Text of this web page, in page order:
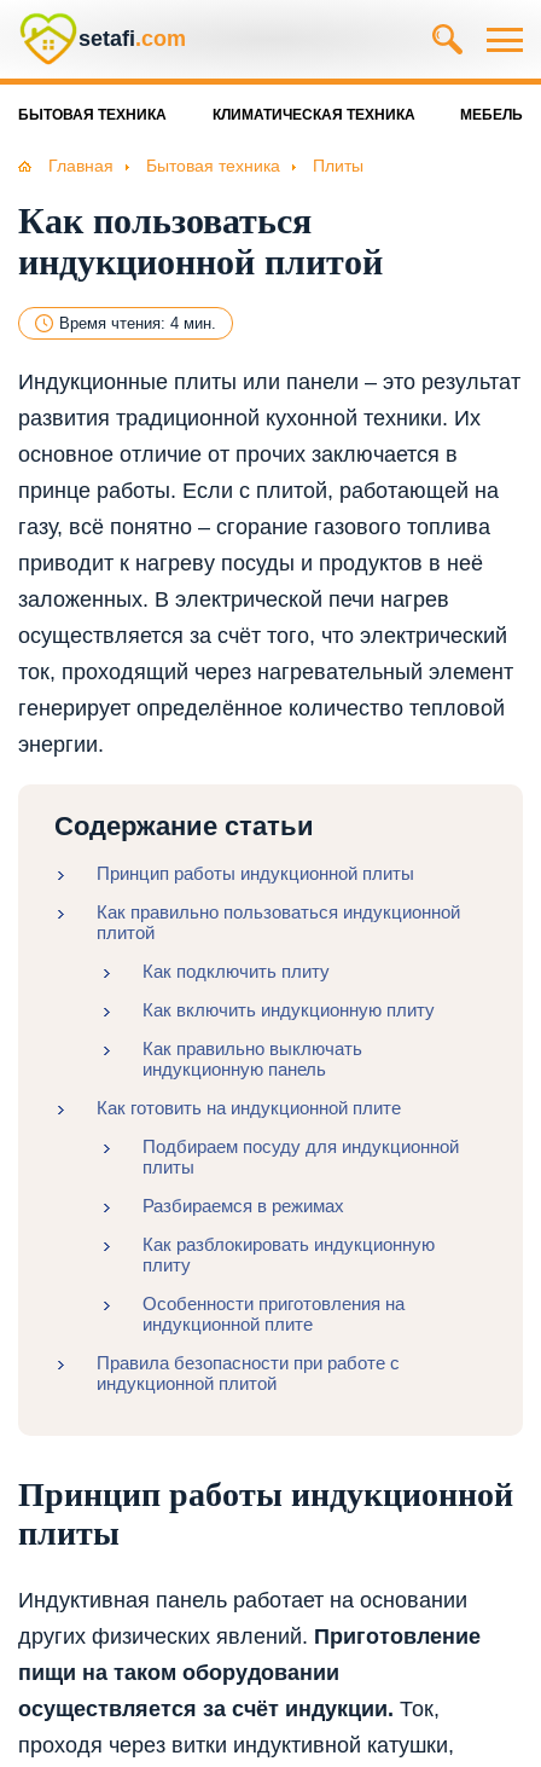
setafi.com
БЫТОВАЯ ТЕХНИКА КЛИМАТИЧЕСКАЯ ТЕХНИКА МЕБЕЛЬ
Главная Бытовая техника Плиты
Как пользоваться
индукционной плитой
Время чтения: 4 мин.
Индукционные плиты или панели – это результат
развития традиционной кухонной техники. Их
основное отличие от прочих заключается в
принце работы. Если с плитой, работающей на
газу, всё понятно – сгорание газового топлива
приводит к нагреву посуды и продуктов в неё
заложенных. В электрической печи нагрев
осуществляется за счёт того, что электрический
ток, проходящий через нагревательный элемент
генерирует определённое количество тепловой
энергии.
Содержание статьи
Принцип работы индукционной плиты
Как правильно пользоваться индукционной
плитой
Как подключить плиту
Как включить индукционную плиту
Как правильно выключать
индукционную панель
Как готовить на индукционной плите
Подбираем посуду для индукционной
плиты
Разбираемся в режимах
Как разблокировать индукционную
плиту
Особенности приготовления на
индукционной плите
Правила безопасности при работе с
индукционной плитой
Принцип работы индукционной
плиты
Индуктивная панель работает на основании
других физических явлений. Приготовление
пищи на таком оборудовании
осуществляется за счёт индукции. Ток,
проходя через витки индуктивной катушки,